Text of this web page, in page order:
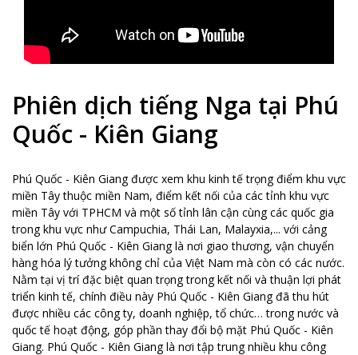
Phiên dịch tiếng Nga tại Phú
Quốc - Kiên Giang
Phú Quốc - Kiên Giang được xem khu kinh tế trọng điểm khu vực
miền Tây thuộc miền Nam, điểm kết nối của các tỉnh khu vực
miền Tây với TPHCM và một số tỉnh lân cận cùng các quốc gia
trong khu vực như Campuchia, Thái Lan, Malayxia,... với cảng
biển lớn Phú Quốc - Kiên Giang là nơi giao thương, vận chuyển
hàng hóa lý tưởng không chỉ của Việt Nam mà còn có các nước.
Nằm tại vị trí đặc biệt quan trọng trong kết nối và thuận lợi phát
triển kinh tế, chính điều này Phú Quốc - Kiên Giang đã thu hút
được nhiều các công ty, doanh nghiệp, tổ chức… trong nước và
quốc tế hoạt động, góp phần thay đổi bộ mặt Phú Quốc - Kiên
Giang. Phú Quốc - Kiên Giang là nơi tập trung nhiều khu công